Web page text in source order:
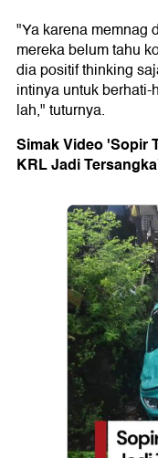
"Ya karena memnag
mereka belum tahu
dia positif thinking
intinya untuk
lah," tuturnya.
Simak Video 'Sopir
KRL Jadi